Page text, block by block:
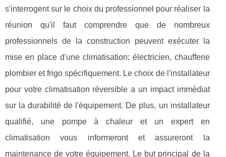
s'interrogent sur le choix du professionnel pour réaliser la
réunion qu'il faut comprendre que de nombreux
professionnels de la construction peuvent exécuter la
mise en place d'une climatisation: électricien, chaufferie
plombier et frigo spécifiquement. Le choix de l'installateur
pour votre climatisation réversible a un impact immédiat
sur la durabilité de l'équipement. De plus, un installateur
qualifié, une pompe à chaleur et un expert en
climatisation vous informeront et assureront la
maintenance de votre équipement. Le but principal de la